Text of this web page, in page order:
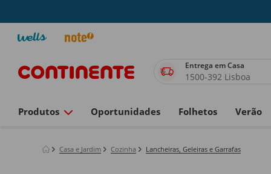
Entrega em Casa
1500-392 Lisboa
Produtos Oportunidades Folhetos Verão
Casa e Jardim Cozinha Lancheiras, Geleiras e Garrafas